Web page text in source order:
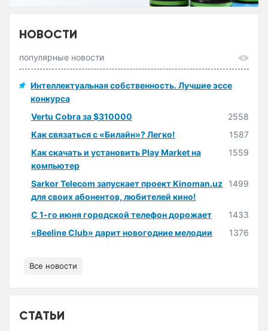
НОВОСТИ
популярные новости
Интеллектуальная собственность. Лучшие эссе
конкурса
Vertu Cobra за $310000
2558
Как связаться с «Билайн»? Легко!
1587
Как скачать и установить Play Market на
компьютер
1559
Sarkor Telecom запускает проект Kinoman.uz
для своих абонентов, любителей кино!
1499
С 1-го июня городской телефон дорожает
1433
«Beeline Club» дарит новогодние мелодии
1376
Все новости
СТАТЬИ